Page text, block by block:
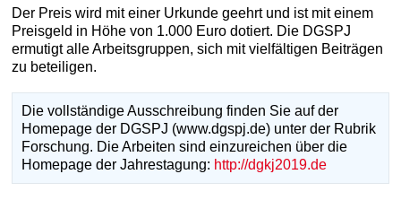
Der Preis wird mit einer Urkunde geehrt und ist mit einem
Preisgeld in Höhe von 1.000 Euro dotiert. Die DGSPJ
ermutigt alle Arbeitsgruppen, sich mit vielfältigen Beiträgen
zu beteiligen.
Die vollständige Ausschreibung finden Sie auf der
Homepage der DGSPJ (www.dgspj.de) unter der Rubrik
Forschung. Die Arbeiten sind einzureichen über die
Homepage der Jahrestagung: http://dgkj2019.de